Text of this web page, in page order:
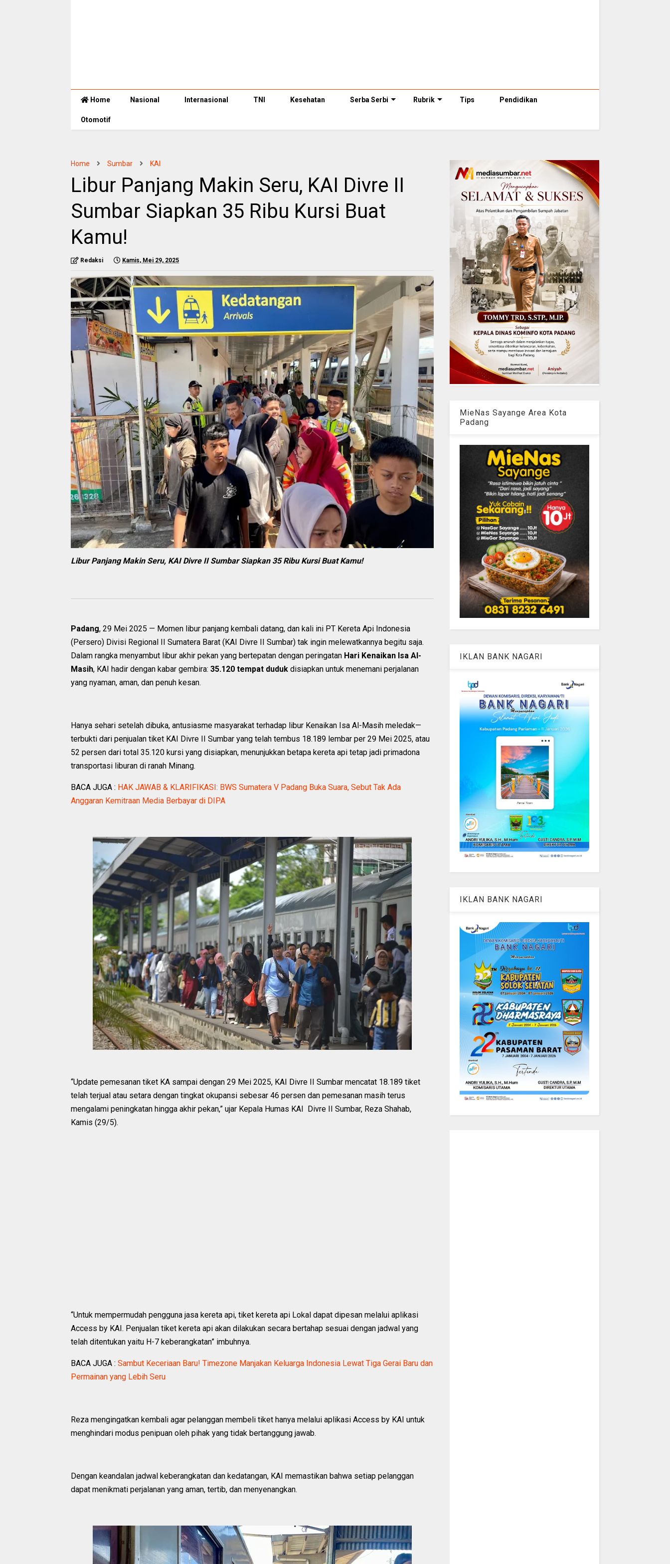
Home Nasional Internasional TNI Kesehatan Serba Serbi Rubrik Tips Pendidikan
Otomotif
Home Sumbar KAI
Libur Panjang Makin Seru, KAI Divre II
Sumbar Siapkan 35 Ribu Kursi Buat
Kamu! ‎
Redaksi Kamis, Mei 29, 2025
Libur Panjang Makin Seru, KAI Divre II Sumbar Siapkan 35 Ribu Kursi Buat Kamu!
Padang, 29 Mei 2025 — Momen libur panjang kembali datang, dan kali ini PT Kereta Api Indonesia
(Persero) Divisi Regional II Sumatera Barat (KAI Divre II Sumbar) tak ingin melewatkannya begitu saja.
Dalam rangka menyambut libur akhir pekan yang bertepatan dengan peringatan Hari Kenaikan Isa Al-
Masih, KAI hadir dengan kabar gembira: 35.120 tempat duduk disiapkan untuk menemani perjalanan
yang nyaman, aman, dan penuh kesan.
‎Hanya sehari setelah dibuka, antusiasme masyarakat terhadap libur Kenaikan Isa Al-Masih meledak—
terbukti dari penjualan tiket KAI Divre II Sumbar yang telah tembus 18.189 lembar per 29 Mei 2025, atau
52 persen dari total 35.120 kursi yang disiapkan, menunjukkan betapa kereta api tetap jadi primadona
transportasi liburan di ranah Minang.
BACA JUGA : HAK JAWAB & KLARIFIKASI: BWS Sumatera V Padang Buka Suara, Sebut Tak Ada
Anggaran Kemitraan Media Berbayar di DIPA
‎“Update pemesanan tiket KA sampai dengan 29 Mei 2025, KAI Divre II Sumbar mencatat 18.189 tiket
telah terjual atau setara dengan tingkat okupansi sebesar 46 persen dan pemesanan masih terus
mengalami peningkatan hingga akhir pekan,” ujar Kepala Humas KAI Divre II Sumbar, Reza Shahab,
Kamis (29/5).
‎“Untuk mempermudah pengguna jasa kereta api, tiket kereta api Lokal dapat dipesan melalui aplikasi
Access by KAI. Penjualan tiket kereta api akan dilakukan secara bertahap sesuai dengan jadwal yang
telah ditentukan yaitu H-7 keberangkatan” imbuhnya.
BACA JUGA : Sambut Keceriaan Baru! Timezone Manjakan Keluarga Indonesia Lewat Tiga Gerai Baru dan
Permainan yang Lebih Seru
‎Reza mengingatkan kembali agar pelanggan membeli tiket hanya melalui aplikasi Access by KAI untuk
menghindari modus penipuan oleh pihak yang tidak bertanggung jawab.
‎Dengan keandalan jadwal keberangkatan dan kedatangan, KAI memastikan bahwa setiap pelanggan
dapat menikmati perjalanan yang aman, tertib, dan menyenangkan.
MieNas Sayange Area Kota
Padang
IKLAN BANK NAGARI
IKLAN BANK NAGARI